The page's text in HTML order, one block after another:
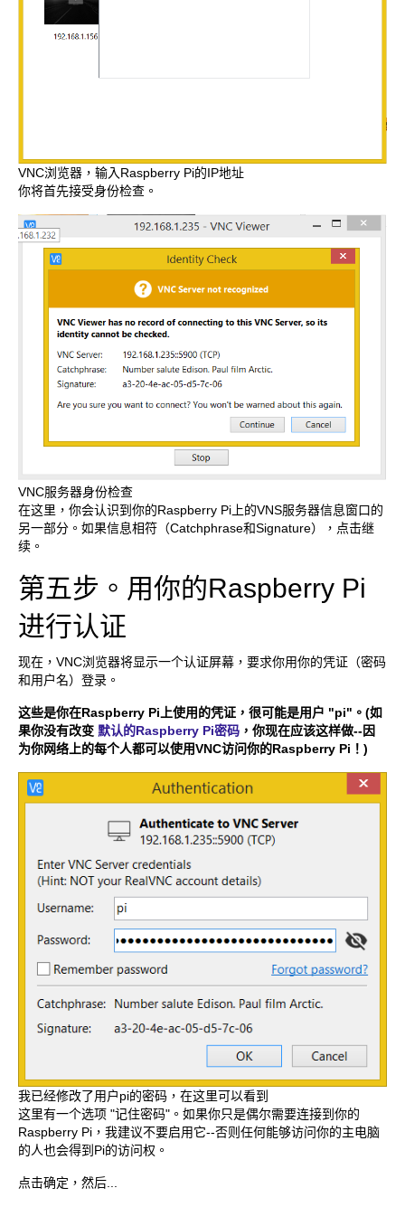
VNC浏览器，输入Raspberry Pi的IP地址
你将首先接受身份检查。
VNC服务器身份检查
在这里，你会认识到你的Raspberry Pi上的VNS服务器信息窗口的
另一部分。如果信息相符（Catchphrase和Signature），点击继
续。
第五步。用你的Raspberry Pi
进行认证
现在，VNC浏览器将显示一个认证屏幕，要求你用你的凭证（密码
和用户名）登录。
这些是你在Raspberry Pi上使用的凭证，很可能是用户 "pi"。(如
果你没有改变 默认的Raspberry Pi密码 ，你现在应该这样做--因
为你网络上的每个人都可以使用VNC访问你的Raspberry Pi！)
我已经修改了用户pi的密码，在这里可以看到
这里有一个选项 "记住密码"。如果你只是偶尔需要连接到你的
Raspberry Pi，我建议不要启用它--否则任何能够访问你的主电脑
的人也会得到Pi的访问权。
点击确定，然后...